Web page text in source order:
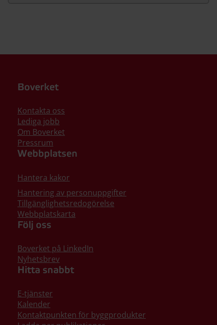
Boverket
Kontakta oss
Lediga jobb
Om Boverket
Pressrum
Webbplatsen
Hantera kakor
Hantering av personuppgifter
Tillgänglighetsredogörelse
Webbplatskarta
Följ oss
Boverket på LinkedIn
Nyhetsbrev
Hitta snabbt
E-tjänster
Kalender
Kontaktpunkten för byggprodukter